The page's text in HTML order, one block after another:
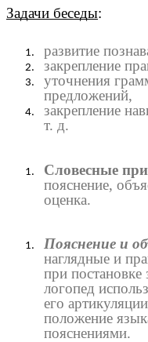
Задачи беседы:
развитие
закрепление
уточнения
предложений,
закрепление
т. д.
Словесные
пояснение,
оценка.
Пояснение и
наглядные и
при постановке
логопед
его
положение
пояснениями.